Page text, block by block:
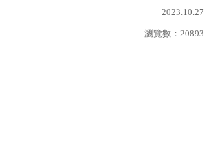
2023.10.27
瀏覽數： 20893